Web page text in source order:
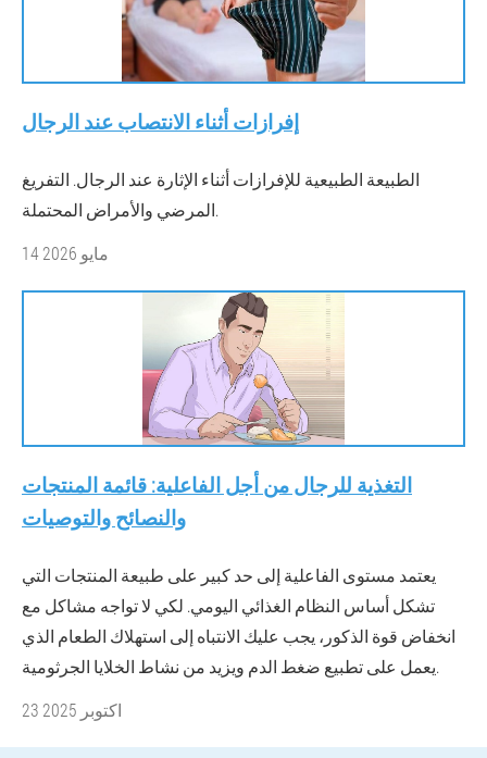
إفرازات أثناء الانتصاب عند الرجال
الطبيعة الطبيعية للإفرازات أثناء الإثارة عند الرجال. التفريغ
المرضي والأمراض المحتملة.
14 مايو 2026
التغذية للرجال من أجل الفاعلية: قائمة المنتجات
والنصائح والتوصيات
يعتمد مستوى الفاعلية إلى حد كبير على طبيعة المنتجات التي
تشكل أساس النظام الغذائي اليومي. لكي لا تواجه مشاكل مع
انخفاض قوة الذكور، يجب عليك الانتباه إلى استهلاك الطعام الذي
يعمل على تطبيع ضغط الدم ويزيد من نشاط الخلايا الجرثومية.
23 اكتوبر 2025